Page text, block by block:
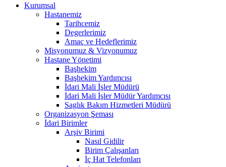
Kurumsal
Hastanemiz
Tarihcemiz
Degerlerimiz
Amaç ve Hedeflerimiz
Misyonumuz & Vizyonumuz
Hastane Yönetimi
Başhekim
Başhekim Yardımcısı
İdari Mali İşler Müdürü
İdari Mali İşler Müdür Yardımcısı
Saglık Bakım Hizmetleri Müdürü
Organizasyon Şeması
İdari Birimler
Arşiv Birimi
Nasıl Gidilir
Birim Çalışanları
İç Hat Telefonları